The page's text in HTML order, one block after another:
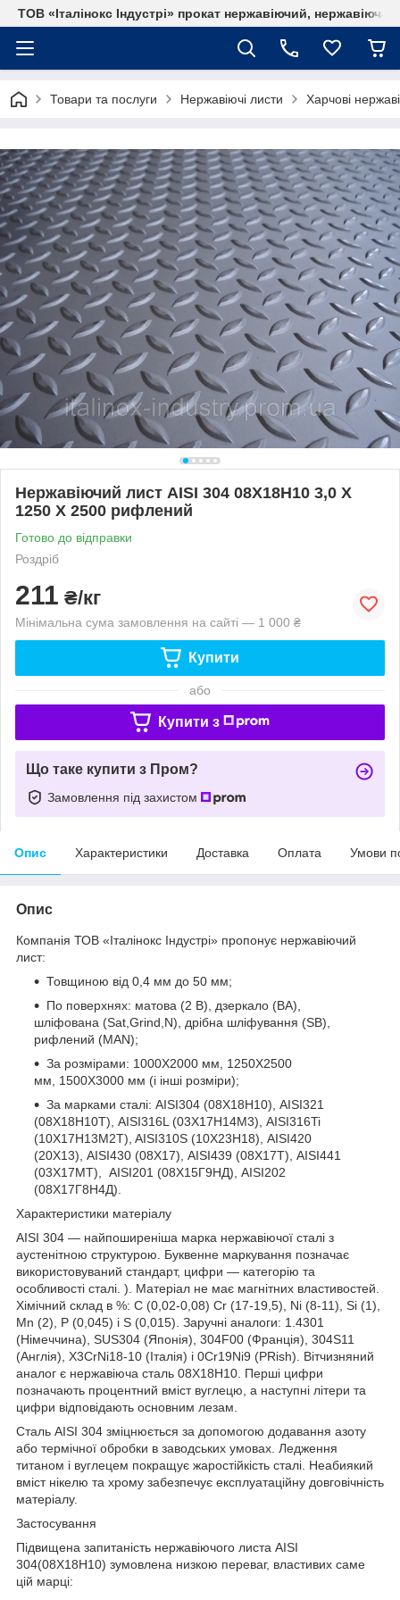
ТОВ «Італінокс Індустрі» прокат нержавіючий, нержавіюча
Товари та послуги Нержавіючі листи Харчові
Нержавіючий лист AISI 304 08Х18Н10 3,0 Х
1250 Х 2500 рифлений
Готово до відправки
Роздріб
211 ₴/кг
Мінімальна сума замовлення на сайті — 1 000 ₴
Купити
або
Купити з
Що таке купити з Пром?
Замовлення під захистом
Опис Характеристики Доставка Оплата Умови
Опис
Компанія ТОВ «Італінокс Індустрі» пропонує нержавіючий
лист:
Товщиною від 0,4 мм до 50 мм;
По поверхнях: матова (2 В), дзеркало (ВА),
шліфована (Sat,Grind,N), дрібна шліфування (SB),
рифлений (MAN);
За розмірами: 1000Х2000 мм, 1250Х2500
мм, 1500Х3000 мм (і інші розміри);
За марками сталі: AISI304 (08Х18Н10), AISI321
(08Х18Н10Т), AISI316L (03Х17Н14М3), AISI316Ti
(10Х17Н13М2T), AISI310S (10Х23Н18), AISI420
(20Х13), AISI430 (08Х17), AISI439 (08Х17Т), AISI441
(03Х17МТ), AISI201 (08Х15Г9НД), AISI202
(08Х17Г8Н4Д).
Характеристики матеріалу
AISI 304 — найпоширеніша марка нержавіючої сталі з
аустенітною структурою. Буквенне маркування позначає
використовуваний стандарт, цифри — категорію та
особливості сталі. ). Матеріал не має магнітних властивостей.
Хімічний склад в %: C (0,02-0,08) Cr (17-19,5), Ni (8-11), Si (1),
Mn (2), P (0,045) і S (0,015). Заручні аналоги: 1.4301
(Німеччина), SUS304 (Японія), 304F00 (Франція), 304S11
(Англія), X3CrNi18-10 (Італія) і 0Cr19Ni9 (PRish). Вітчизняний
аналог є нержавіюча сталь 08Х18Н10. Перші цифри
позначають процентний вміст вуглецю, а наступні літери та
цифри відповідають основним лезам.
Сталь AISI 304 зміцнюється за допомогою додавання азоту
або термічної обробки в заводських умовах. Ледження
титаном і вуглецем покращує жаростійкість сталі. Неабиякий
вміст нікелю та хрому забезпечує експлуатаційну довговічність
матеріалу.
Застосування
Підвищена запитаність нержавіючого листа AISI
304(08Х18Н10) зумовлена низкою переваг, властивих саме
цій марці: